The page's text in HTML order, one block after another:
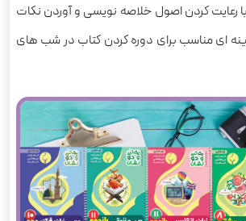
رعایت کردن اصول خلاصه نویسی و آوردن نکات
ای مناسب برای دوره کردن کتاب در شب های